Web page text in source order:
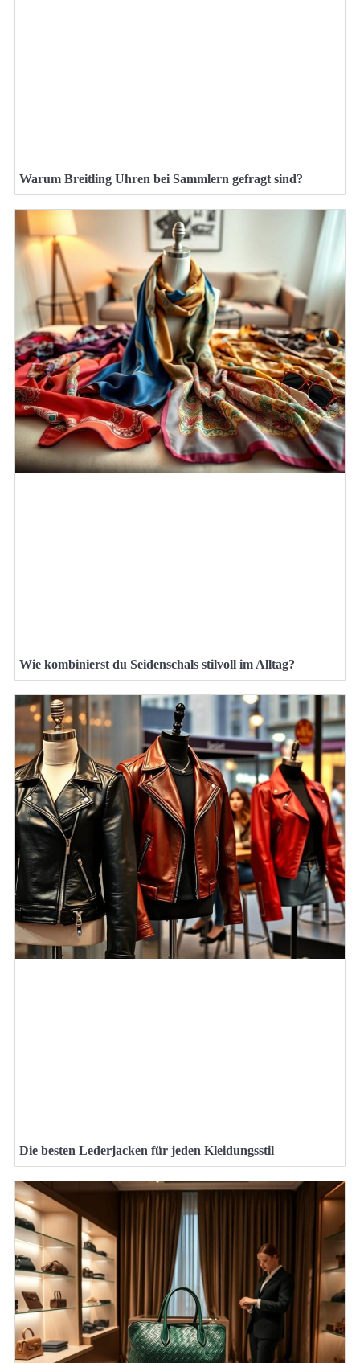
Warum Breitling Uhren bei Sammlern gefragt sind?
Wie kombinierst du Seidenschals stilvoll im Alltag?
Die besten Lederjacken für jeden Kleidungsstil